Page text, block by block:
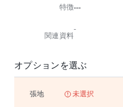
メモ台付折り
特徴---
関連資料
-
オプションを選ぶ
張地 未選択